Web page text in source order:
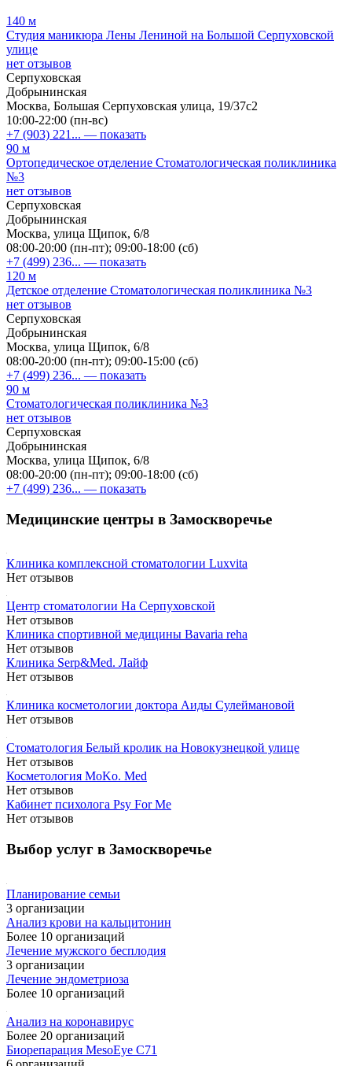
140 м
Студия маникюра Лены Лениной на Большой Серпуховской
улице
нет отзывов
Серпуховская
Добрынинская
Москва, Большая Серпуховская улица, 19/37с2
10:00-22:00 (пн-вс)
+7 (903) 221... — показать
90 м
Ортопедическое отделение Стоматологическая поликлиника
№3
нет отзывов
Серпуховская
Добрынинская
Москва, улица Щипок, 6/8
08:00-20:00 (пн-пт); 09:00-18:00 (сб)
+7 (499) 236... — показать
120 м
Детское отделение Стоматологическая поликлиника №3
нет отзывов
Серпуховская
Добрынинская
Москва, улица Щипок, 6/8
08:00-20:00 (пн-пт); 09:00-15:00 (сб)
+7 (499) 236... — показать
90 м
Стоматологическая поликлиника №3
нет отзывов
Серпуховская
Добрынинская
Москва, улица Щипок, 6/8
08:00-20:00 (пн-пт); 09:00-18:00 (сб)
+7 (499) 236... — показать
Медицинские центры в Замоскворечье
Клиника комплексной стоматологии Luxvita
Нет отзывов
Центр стоматологии На Серпуховской
Нет отзывов
Клиника спортивной медицины Bavaria reha
Нет отзывов
Клиника Serp&Med. Лайф
Нет отзывов
Клиника косметологии доктора Аиды Сулеймановой
Нет отзывов
Стоматология Белый кролик на Новокузнецкой улице
Нет отзывов
Косметология MoKo. Med
Нет отзывов
Кабинет психолога Psy For Me
Нет отзывов
Выбор услуг в Замоскворечье
Планирование семьи
3 организации
Анализ крови на кальцитонин
Более 10 организаций
Лечение мужского бесплодия
3 организации
Лечение эндометриоза
Более 10 организаций
Анализ на коронавирус
Более 20 организаций
Биорепарация MesoEye C71